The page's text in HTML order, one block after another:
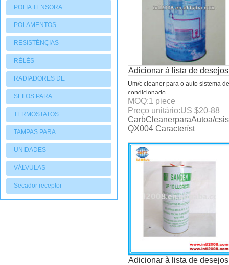
COMPRESSORES
POLIA TENSORA
POLAMENTOS
RESISTÉNÇIAS
RÉLÉS
RADIADORES DE
AQUECIMENTO
SELOS PARA
COMPRESSORES
TERMOSTATOS
TAMPAS PARA
COMPRESSORES
UNIDADES
CONDENSADORAS
VÁLVULAS
Secador receptor
Adicionar à lista de desejos
Um/c cleaner para o auto sistema
condicionado
MOQ:1 piece
Preço unitário:US $20-88
CarbCleanerparaAutoa/
QX004 Característ
Adicionar à lista de desejos